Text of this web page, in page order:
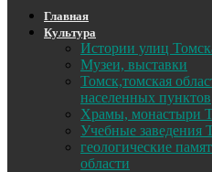
Главная
Культура
Истории улиц
Музеи, выставки
Томск,томская
населенных пунктов
Храмы, монастыри
Учебные заведения
геологические
области